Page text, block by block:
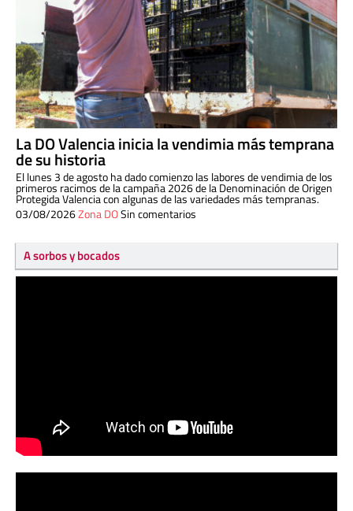
La DO Valencia inicia la vendimia más temprana
de su historia
El lunes 3 de agosto ha dado comienzo las labores de vendimia de los
primeros racimos de la campaña 2026 de la Denominación de Origen
Protegida Valencia con algunas de las variedades más tempranas.
03/08/2026Zona DOSin comentarios
A sorbos y bocados